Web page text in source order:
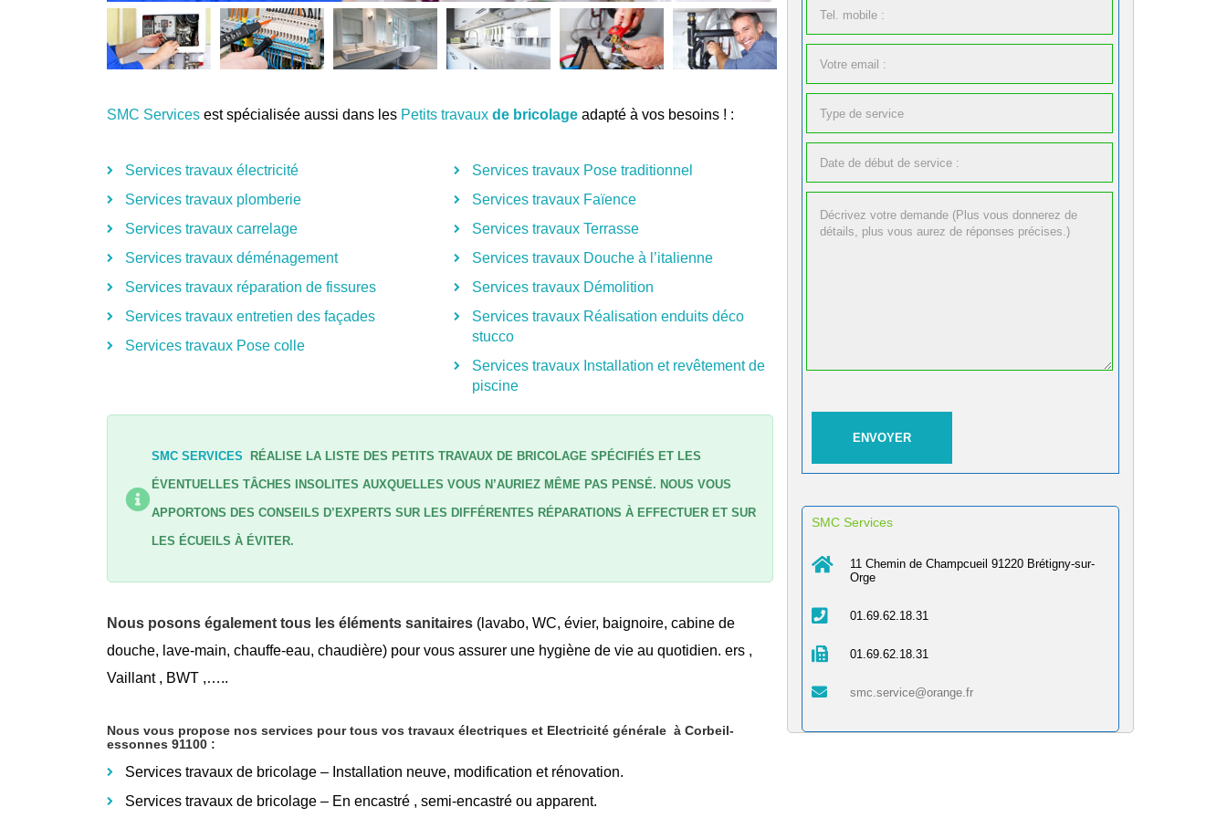
SMC Services est spécialisée aussi dans les Petits travaux de bricolage adapté à vos besoins ! :
Services travaux électricité
Services travaux plomberie
Services travaux carrelage
Services travaux déménagement
Services travaux réparation de fissures
Services travaux entretien des façades
Services travaux Pose colle
Services travaux Pose traditionnel
Services travaux Faïence
Services travaux Terrasse
Services travaux Douche à l’italienne
Services travaux Démolition
Services travaux Réalisation enduits déco
stucco
Services travaux Installation et revêtement de
piscine
SMC SERVICES RÉALISE LA LISTE DES PETITS TRAVAUX DE BRICOLAGE SPÉCIFIÉS ET LES
ÉVENTUELLES TÂCHES INSOLITES AUXQUELLES VOUS N’AURIEZ MÊME PAS PENSÉ. NOUS VOUS
APPORTONS DES CONSEILS D’EXPERTS SUR LES DIFFÉRENTES RÉPARATIONS À EFFECTUER ET SUR
LES ÉCUEILS À ÉVITER.
Nous posons également tous les éléments sanitaires (lavabo, WC, évier, baignoire, cabine de
douche, lave-main, chauffe-eau, chaudière) pour vous assurer une hygiène de vie au quotidien. ers ,
Vaillant , BWT ,…..
Nous vous propose nos services pour tous vos travaux électriques et Electricité générale à Corbeil-
essonnes 91100 :
Services travaux de bricolage – Installation neuve, modification et rénovation.
Services travaux de bricolage – En encastré , semi-encastré ou apparent.
SMC Services
11 Chemin de Champcueil 91220 Brétigny-sur-
Orge
01.69.62.18.31
01.69.62.18.31
smc.service@orange.fr